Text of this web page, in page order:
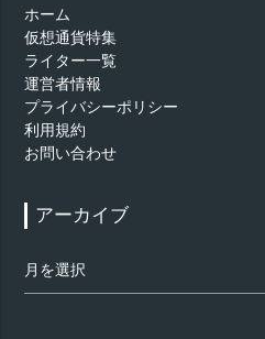
ホーム
仮想通貨特集
ライター一覧
運営者情報
プライバシーポリシー
利用規約
お問い合わせ
アーカイブ
ー